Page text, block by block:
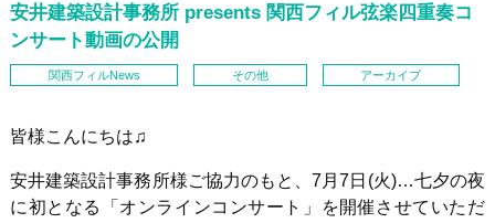
安井建築設計事務所 presents 関西フィル弦楽四重奏コ
ンサート動画の公開
関西フィルNews その他 アーカイブ
皆様こんにちは♫
安井建築設計事務所様ご協力のもと、7月7日(火)…七夕の夜
に初となる「オンラインコンサート」を開催させていただ